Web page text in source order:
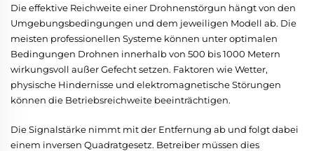
Die effektive Reichweite einer Drohnenstörgun hängt von den
Umgebungsbedingungen und dem jeweiligen Modell ab. Die
meisten professionellen Systeme können unter optimalen
Bedingungen Drohnen innerhalb von 500 bis 1000 Metern
wirkungsvoll außer Gefecht setzen. Faktoren wie Wetter,
physische Hindernisse und elektromagnetische Störungen
können die Betriebsreichweite beeinträchtigen.
Die Signalstärke nimmt mit der Entfernung ab und folgt dabei
einem inversen Quadratgesetz. Betreiber müssen dies